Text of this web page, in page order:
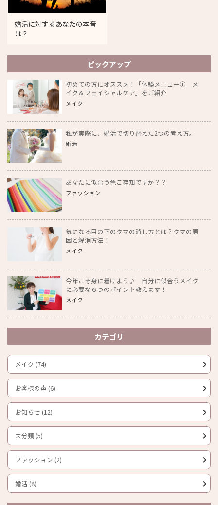
婚活に対するあなたの本音
は？
ピックアップ
初めての方にオススメ！「体験メニュー① メ
イク＆フェイシャルケア」をご紹介
メイク
私が実際に、婚活で切り替えた2つの考え方。
婚活
あなたに似合う色ご存知ですか？？
ファッション
気になる目の下のクマの消し方とは？クマの原
因と解消方法！
メイク
今年こそ身に着けよう♪ 自分に似合うメイク
に必要な６つのポイント教えます！
メイク
カテゴリ
メイク (74)
お客様の声 (6)
お知らせ (12)
未分類 (5)
ファッション (2)
婚活 (8)